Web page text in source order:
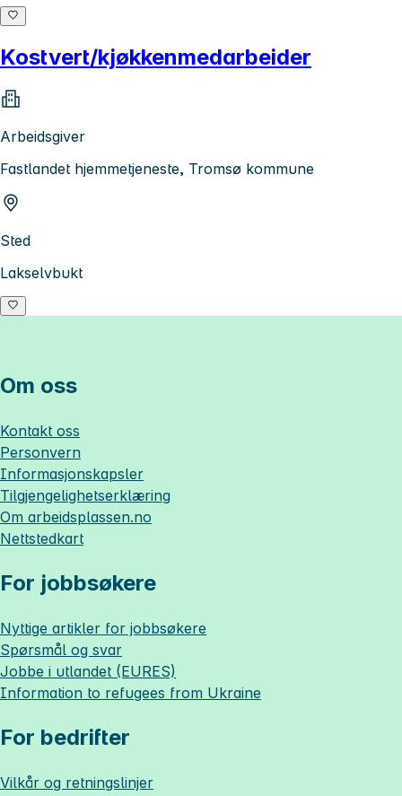
Kostvert/kjøkkenmedarbeider
Arbeidsgiver
Fastlandet hjemmetjeneste, Tromsø kommune
Sted
Lakselvbukt
Om oss
Kontakt oss
Personvern
Informasjonskapsler
Tilgjengelighetserklæring
Om arbeidsplassen.no
Nettstedkart
For jobbsøkere
Nyttige artikler for jobbsøkere
Spørsmål og svar
Jobbe i utlandet (EURES)
Information to refugees from Ukraine
For bedrifter
Vilkår og retningslinjer